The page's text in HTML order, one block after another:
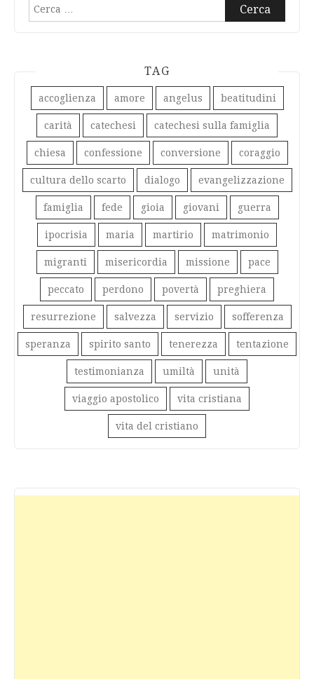
Ricerca
TAG
accoglienza amore angelus beatitudini
carità catechesi catechesi sulla famiglia
chiesa confessione conversione coraggio
cultura dello scarto dialogo evangelizzazione
famiglia fede gioia giovani guerra
ipocrisia maria martirio matrimonio
migranti misericordia missione pace
peccato perdono povertà preghiera
resurrezione salvezza servizio sofferenza
speranza spirito santo tenerezza tentazione
testimonianza umiltà unità
viaggio apostolico vita cristiana
vita del cristiano